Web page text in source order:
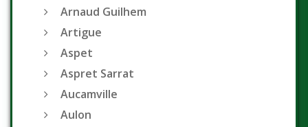
Arnaud Guilhem
Artigue
Aspet
Aspret Sarrat
Aucamville
Aulon